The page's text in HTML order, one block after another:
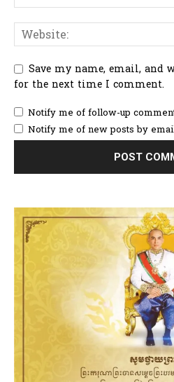
Save my name, email, and
for the next time I comment.
Notify me of follow-up
Notify me of new posts by